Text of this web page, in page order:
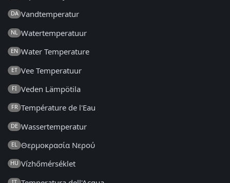
DA Vandtemperatur
NL Watertemperatuur
EN Water Temperature
ET Vee Temperatuur
FI Veden Lämpötila
FR Température de l'Eau
DE Wassertemperatur
EL Θερμοκρασία Νερού
HU Vízhőmérséklet